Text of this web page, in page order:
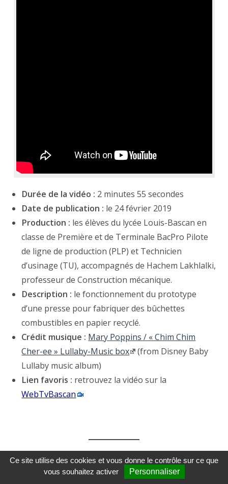
Durée de la vidéo : 2 minutes 55 secondes
Date de publication : le 24 février 2019
Production : les élèves du lycée Louis-Bascan en
classe de Première et de Terminale BacPro Pilote
de ligne de production (PLP) et Technicien
d’usinage (TU), accompagnés de Hachem Lakhlalki,
professeur de Construction mécanique.
Description : le fonctionnement du prototype
d’une presse pour fabriquer des bûchettes
combustibles en papier recyclé.
Crédit musique : Mary Poppins / « Chim Chim
Cher-ee » Lullaby-Music box
(from Disney Baby
Lullaby music album)
Lien favoris : retrouvez la vidéo sur la
WebTvBascan
|→Article associé :le storify de la semaine de la
solidarité internationale au lycée Bascan
Ce site utilise des cookies et vous donne le contrôle sur ce que
vous souhaitez activer
Personnaliser